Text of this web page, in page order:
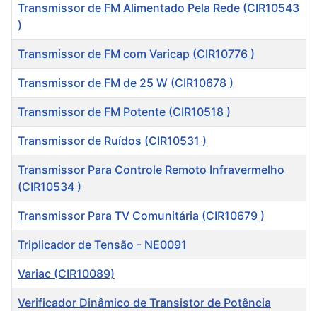
Transmissor de FM Alimentado Pela Rede (CIR10543
)
Transmissor de FM com Varicap (CIR10776 )
Transmissor de FM de 25 W (CIR10678 )
Transmissor de FM Potente (CIR10518 )
Transmissor de Ruídos (CIR10531 )
Transmissor Para Controle Remoto Infravermelho
(CIR10534 )
Transmissor Para TV Comunitária (CIR10679 )
Triplicador de Tensão - NE0091
Variac (CIR10089)
Verificador Dinâmico de Transistor de Potência